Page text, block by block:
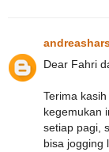
Dear Fahri
Terima
kegemukan
setiap pagi,
bisa jogging